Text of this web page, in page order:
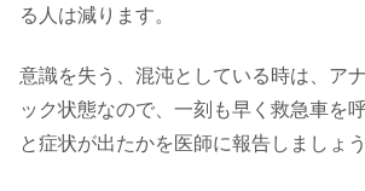
る人は減ります。
意識を失う、混沌としている時は、ア
ック状態なので、一刻も早く救急車を
と症状が出たかを医師に報告しましょう